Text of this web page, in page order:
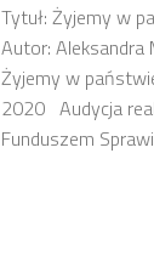
Tytuł: Żyjemy w
Autor: Aleksandra
Żyjemy w
2020 Audycja
Funduszem